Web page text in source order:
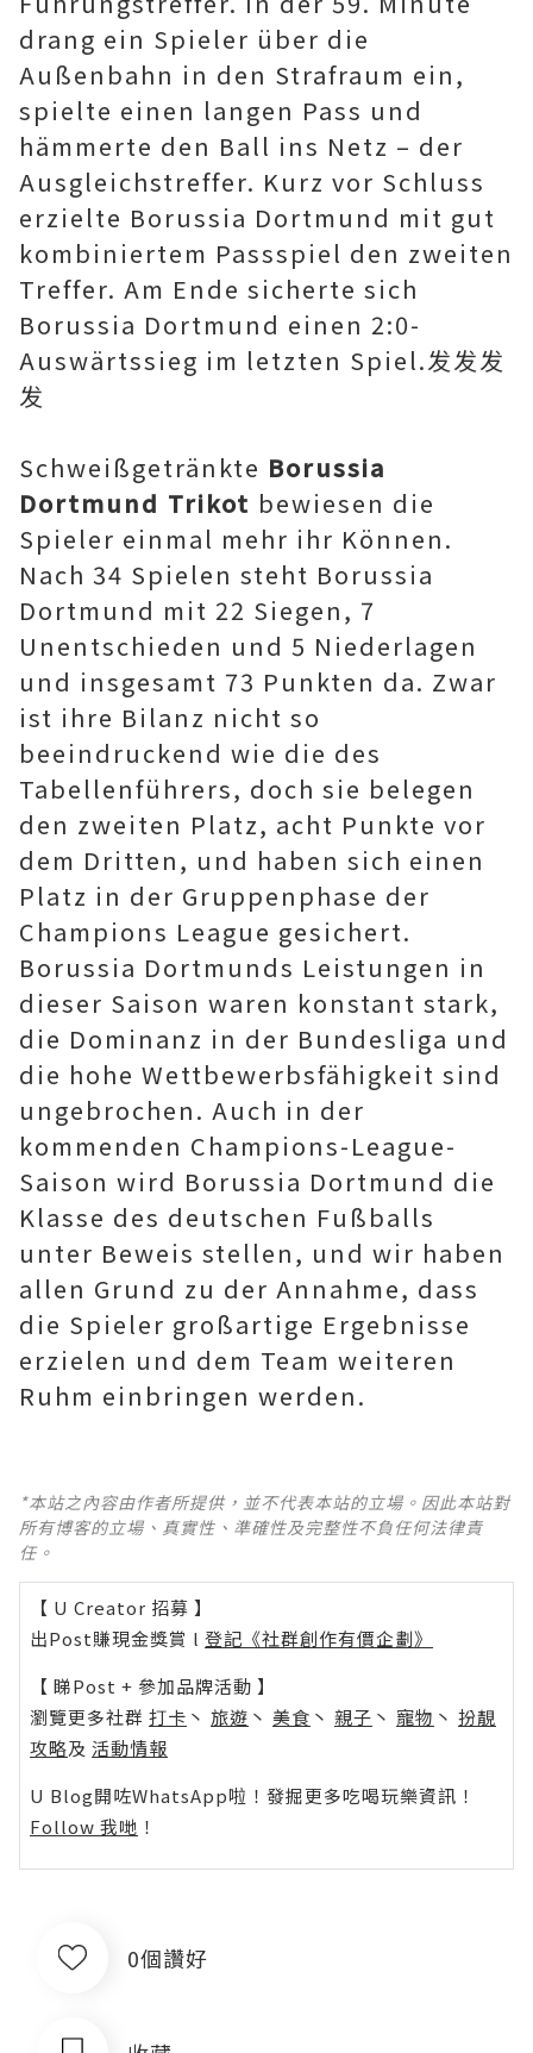
drang ein Spieler über die
Außenbahn in den Strafraum ein,
spielte einen langen Pass und
hämmerte den Ball ins Netz – der
Ausgleichstreffer. Kurz vor Schluss
erzielte Borussia Dortmund mit gut
kombiniertem Passspiel den zweiten
Treffer. Am Ende sicherte sich
Borussia Dortmund einen 2:0-
Auswärtssieg im letzten Spiel.发发发
发
Schweißgetränkte Borussia
Dortmund Trikot bewiesen die
Spieler einmal mehr ihr Können.
Nach 34 Spielen steht Borussia
Dortmund mit 22 Siegen, 7
Unentschieden und 5 Niederlagen
und insgesamt 73 Punkten da. Zwar
ist ihre Bilanz nicht so
beeindruckend wie die des
Tabellenführers, doch sie belegen
den zweiten Platz, acht Punkte vor
dem Dritten, und haben sich einen
Platz in der Gruppenphase der
Champions League gesichert.
Borussia Dortmunds Leistungen in
dieser Saison waren konstant stark,
die Dominanz in der Bundesliga und
die hohe Wettbewerbsfähigkeit sind
ungebrochen. Auch in der
kommenden Champions-League-
Saison wird Borussia Dortmund die
Klasse des deutschen Fußballs
unter Beweis stellen, und wir haben
allen Grund zu der Annahme, dass
die Spieler großartige Ergebnisse
erzielen und dem Team weiteren
Ruhm einbringen werden.
*本站之內容由作者所提供，並不代表本站的立場。因此本站對
所有博客的立場、真實性、準確性及完整性不負任何法律責
任。
【 U Creator 招募 】
出Post賺現金獎賞 l 登記《社群創作有價企劃》
【 睇Post + 參加品牌活動 】
瀏覽更多社群 打卡 丶 旅遊 丶 美食 丶 親子 丶 寵物 丶 扮靚
攻略及 活動情報
U Blog開咗WhatsApp啦！發掘更多吃喝玩樂資訊！
Follow 我哋 ！
0個讚好